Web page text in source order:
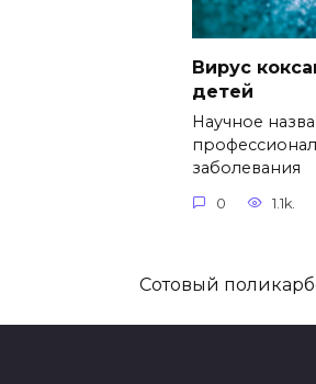
Вирус
детей
Научное
заболевания
0 1.1k.
Сотовый